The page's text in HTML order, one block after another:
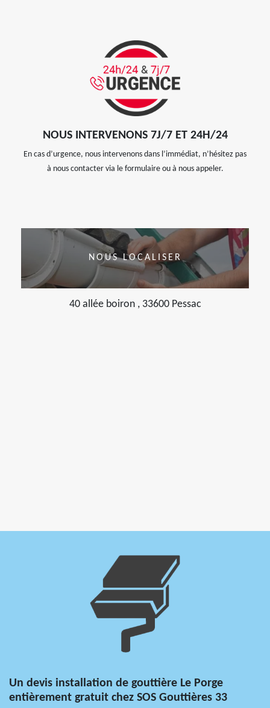
NOUS INTERVENONS 7J/7 ET 24H/24
En cas d’urgence, nous intervenons dans l’immédiat, n’hésitez pas
à nous contacter via le formulaire ou à nous appeler.
NOUS LOCALISER
40 allée boiron , 33600 Pessac
Un devis installation de gouttière Le Porge
entièrement gratuit chez SOS Gouttières 33